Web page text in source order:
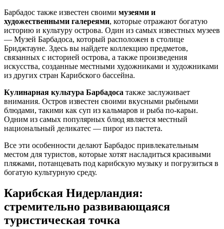
Барбадос также известен своими музеями и
художественными галереями, которые отражают богатую
историю и культуру острова. Один из самых известных музеев
— Музей Барбадоса, который расположен в столице
Бриджтауне. Здесь вы найдете коллекцию предметов,
связанных с историей острова, а также произведения
искусства, созданные местными художниками и художниками
из других стран Карибского бассейна.
Кулинарная культура Барбадоса также заслуживает
внимания. Остров известен своими вкусными рыбными
блюдами, такими как суп из кальмаров и рыба по-карьи.
Одним из самых популярных блюд является местный
национальный деликатес — пирог из пастета.
Все эти особенности делают Барбадос привлекательным
местом для туристов, которые хотят насладиться красивыми
пляжами, потанцевать под карибскую музыку и погрузиться в
богатую культурную среду.
Карибская Нидерландия:
стремительно развивающаяся
туристическая точка